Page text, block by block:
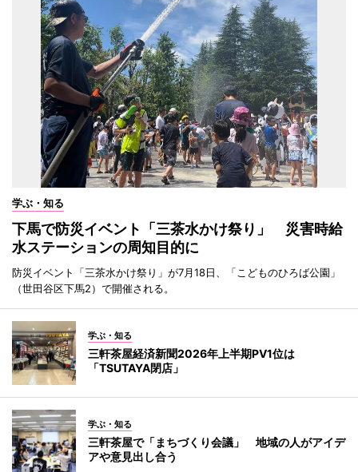
学ぶ・知る
下馬で防災イベント「三茶水かけ祭り」 災害時給
水ステーションの周知目的に
防災イベント「三茶水かけ祭り」が7月18日、「こどものひろば公園」
（世田谷区下馬2）で開催される。
学ぶ・知る
三軒茶屋経済新聞2026年上半期PV1位は
「TSUTAYA閉店」
学ぶ・知る
三軒茶屋で「まちづくり会議」 地域の人がアイデ
アや意見出し合う